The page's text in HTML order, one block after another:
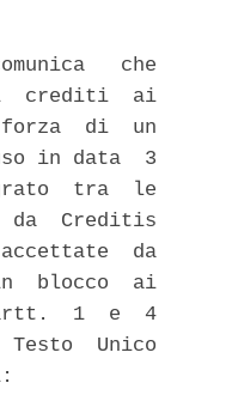
che
crediti  ai
di  un
in data  3
tra  le
da  Creditis
da
blocco  ai
1  e  4
Unico